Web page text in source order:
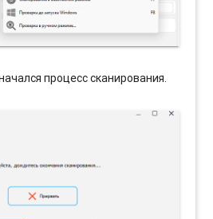
процесс сканирования.